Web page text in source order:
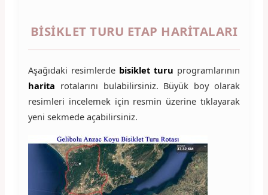
BISIKLET TURU ETAP HARITALARI
Aşağıdaki resimlerde bisiklet turu programlarının
harita rotalarını bulabilirsiniz. Büyük boy olarak
resimleri incelemek için resmin üzerine tıklayarak
yeni sekmede açabilirsiniz.